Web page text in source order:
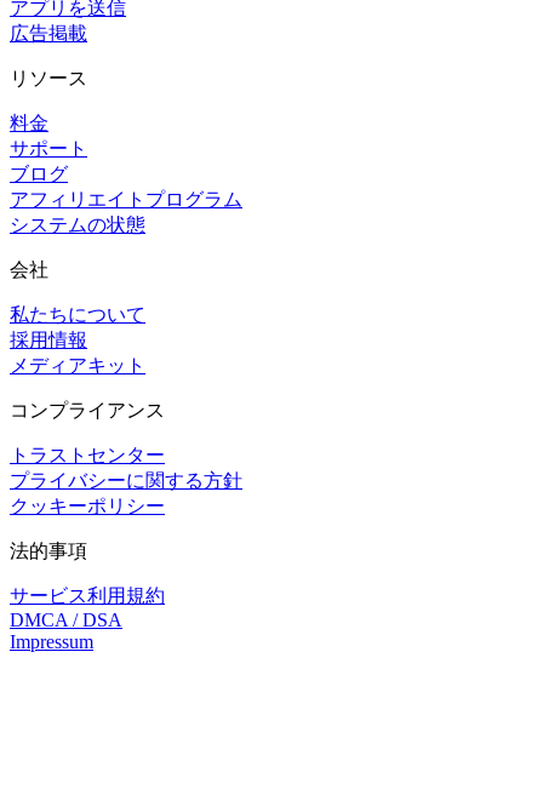
アプリを送信
広告掲載
リソース
料金
サポート
ブログ
アフィリエイトプログラム
システムの状態
会社
私たちについて
採用情報
メディアキット
コンプライアンス
トラストセンター
プライバシーに関する方針
クッキーポリシー
法的事項
サービス利用規約
DMCA / DSA
Impressum